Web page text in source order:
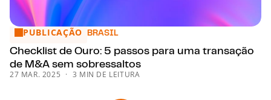
Checklist de Ouro: 5 passos para uma transação de M&A
PUBLICAÇÃO BRASIL
Checklist de Ouro: 5 passos para uma transação
de M&A sem sobressaltos
27 MAR. 2025 3 MIN DE LEITURA